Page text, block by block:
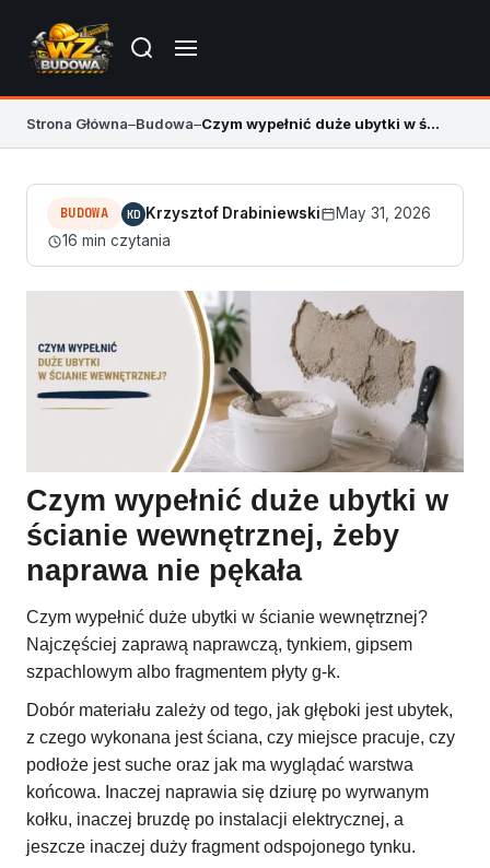
Strona Główna–Budowa– Czym wypełnić duże ubytki w ścianie wewnętrznej
BUDOWA KD Krzysztof Drabiniewski
May 31, 2026
16 min czytania
Czym wypełnić duże ubytki w
ścianie wewnętrznej, żeby
naprawa nie pękała
Czym wypełnić duże ubytki w ścianie wewnętrznej?
Najczęściej zaprawą naprawczą, tynkiem, gipsem
szpachlowym albo fragmentem płyty g-k.
Dobór materiału zależy od tego, jak głęboki jest ubytek,
z czego wykonana jest ściana, czy miejsce pracuje, czy
podłoże jest suche oraz jak ma wyglądać warstwa
końcowa. Inaczej naprawia się dziurę po wyrwanym
kołku, inaczej bruzdę po instalacji elektrycznej, a
jeszcze inaczej duży fragment odspojonego tynku.